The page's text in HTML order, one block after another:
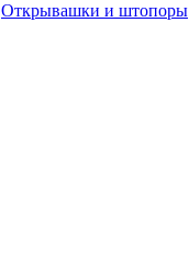
Открывашки и штопоры